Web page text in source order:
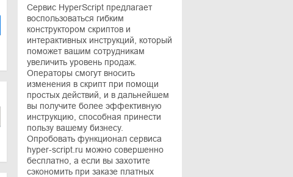
Сервис HyperScript предлагает
воспользоваться гибким
конструктором скриптов и
интерактивных инструкций, который
поможет вашим сотрудникам
увеличить уровень продаж.
Операторы смогут вносить
изменения в скрипт при помощи
простых действий, и в дальнейшем
вы получите более эффективную
инструкцию, способная принести
пользу вашему бизнесу.
Опробовать функционал сервиса
hyper-script.ru можно совершенно
бесплатно, а если вы захотите
сэкономить при заказе платных